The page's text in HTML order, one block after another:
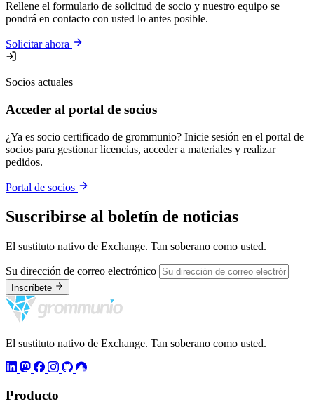
Rellene el formulario de solicitud de socio y nuestro equipo se
pondrá en contacto con usted lo antes posible.
Solicitar ahora
Socios actuales
Acceder al portal de socios
¿Ya es socio certificado de grommunio? Inicie sesión en el portal de
socios para gestionar licencias, acceder a materiales y realizar
pedidos.
Portal de socios
Suscribirse al boletín de noticias
El sustituto nativo de Exchange. Tan soberano como usted.
Su dirección de correo electrónico
Inscríbete
El sustituto nativo de Exchange. Tan soberano como usted.
Producto